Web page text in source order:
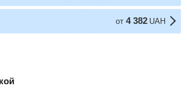
от 4 382 UAH